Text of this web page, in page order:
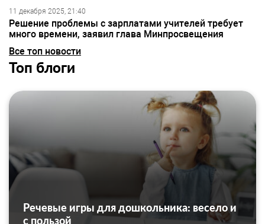
11 декабря 2025, 21:40
Решение проблемы с зарплатами учителей требует
много времени, заявил глава Минпросвещения
Все топ новости
Топ блоги
Речевые игры для дошкольника: весело и
с пользой